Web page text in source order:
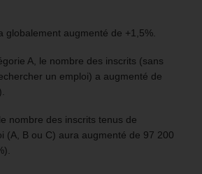
globalement augmenté de +1,5%.
A, le nombre des inscrits (sans
un emploi) a augmenté de
nombre des inscrits tenus de
(A, B ou C) aura augmenté de 97 200